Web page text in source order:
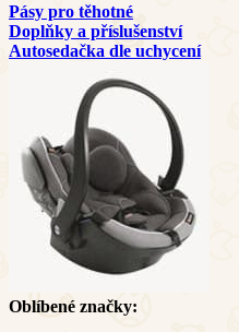
Pásy pro těhotné
Doplňky a příslušenství
Autosedačka dle uchycení
Oblíbené značky: